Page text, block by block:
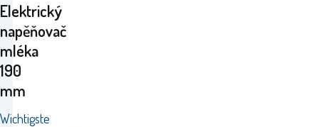
Elektrický
napěňovač
mléka
190
mm
Wichtigste